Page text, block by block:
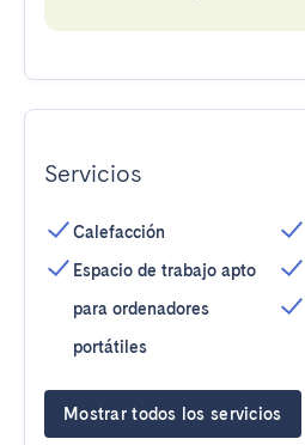
Servicios
Calefacción
Espacio de trabajo apto
para ordenadores
portátiles
Mostrar todos los servicios